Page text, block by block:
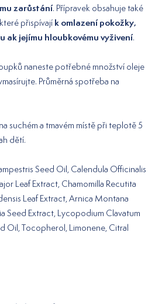
zarůstání. Přípravek obsahuje také
, které přispívají k omlazení pokožky,
ak jejímu hloubkovému vyživení.
naneste potřebné množství oleje
Průměrná spotřeba na
suchém a tmavém místě při teplotě 5
dětí.
Seed Oil, Calendula Officinalis
Leaf Extract, Chamomilla Recutita
Leaf Extract, Arnica Montana
Seed Extract, Lycopodium Clavatum
Oil, Tocopherol, Limonene, Citral